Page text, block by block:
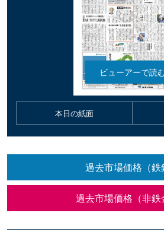
本日の紙面
過去市場価格（鉄
過去市場価格（非鉄